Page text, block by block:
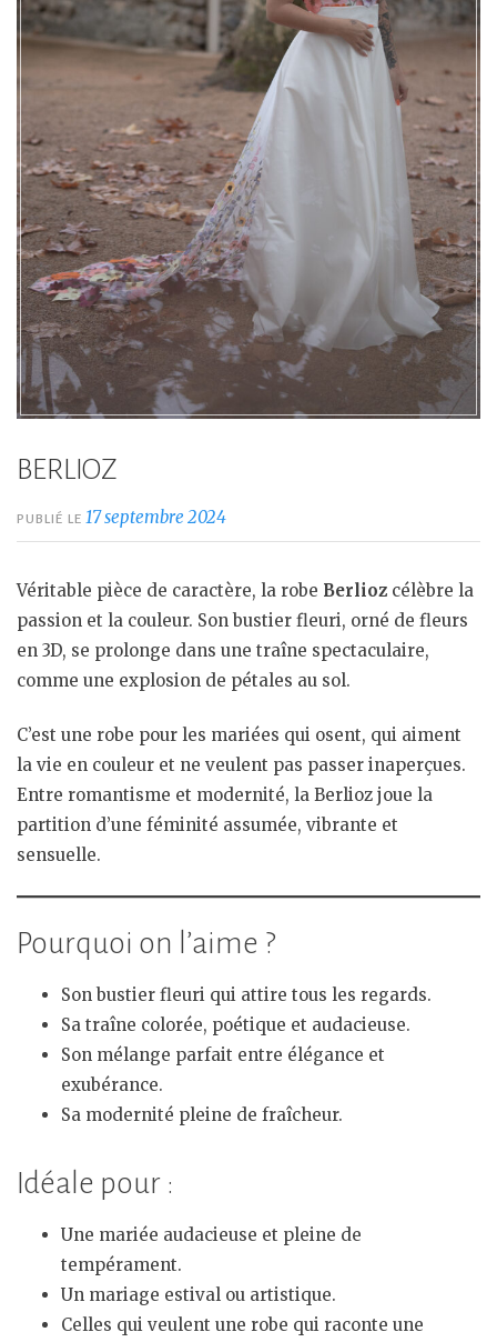
BERLIOZ
PUBLIÉ LE 17 septembre 2024
Véritable pièce de caractère, la robe Berlioz célèbre la
passion et la couleur. Son bustier fleuri, orné de fleurs
en 3D, se prolonge dans une traîne spectaculaire,
comme une explosion de pétales au sol.
C’est une robe pour les mariées qui osent, qui aiment
la vie en couleur et ne veulent pas passer inaperçues.
Entre romantisme et modernité, la Berlioz joue la
partition d’une féminité assumée, vibrante et
sensuelle.
Pourquoi on l’aime ?
Son bustier fleuri qui attire tous les regards.
Sa traîne colorée, poétique et audacieuse.
Son mélange parfait entre élégance et
exubérance.
Sa modernité pleine de fraîcheur.
Idéale pour :
Une mariée audacieuse et pleine de
tempérament.
Un mariage estival ou artistique.
Celles qui veulent une robe qui raconte une